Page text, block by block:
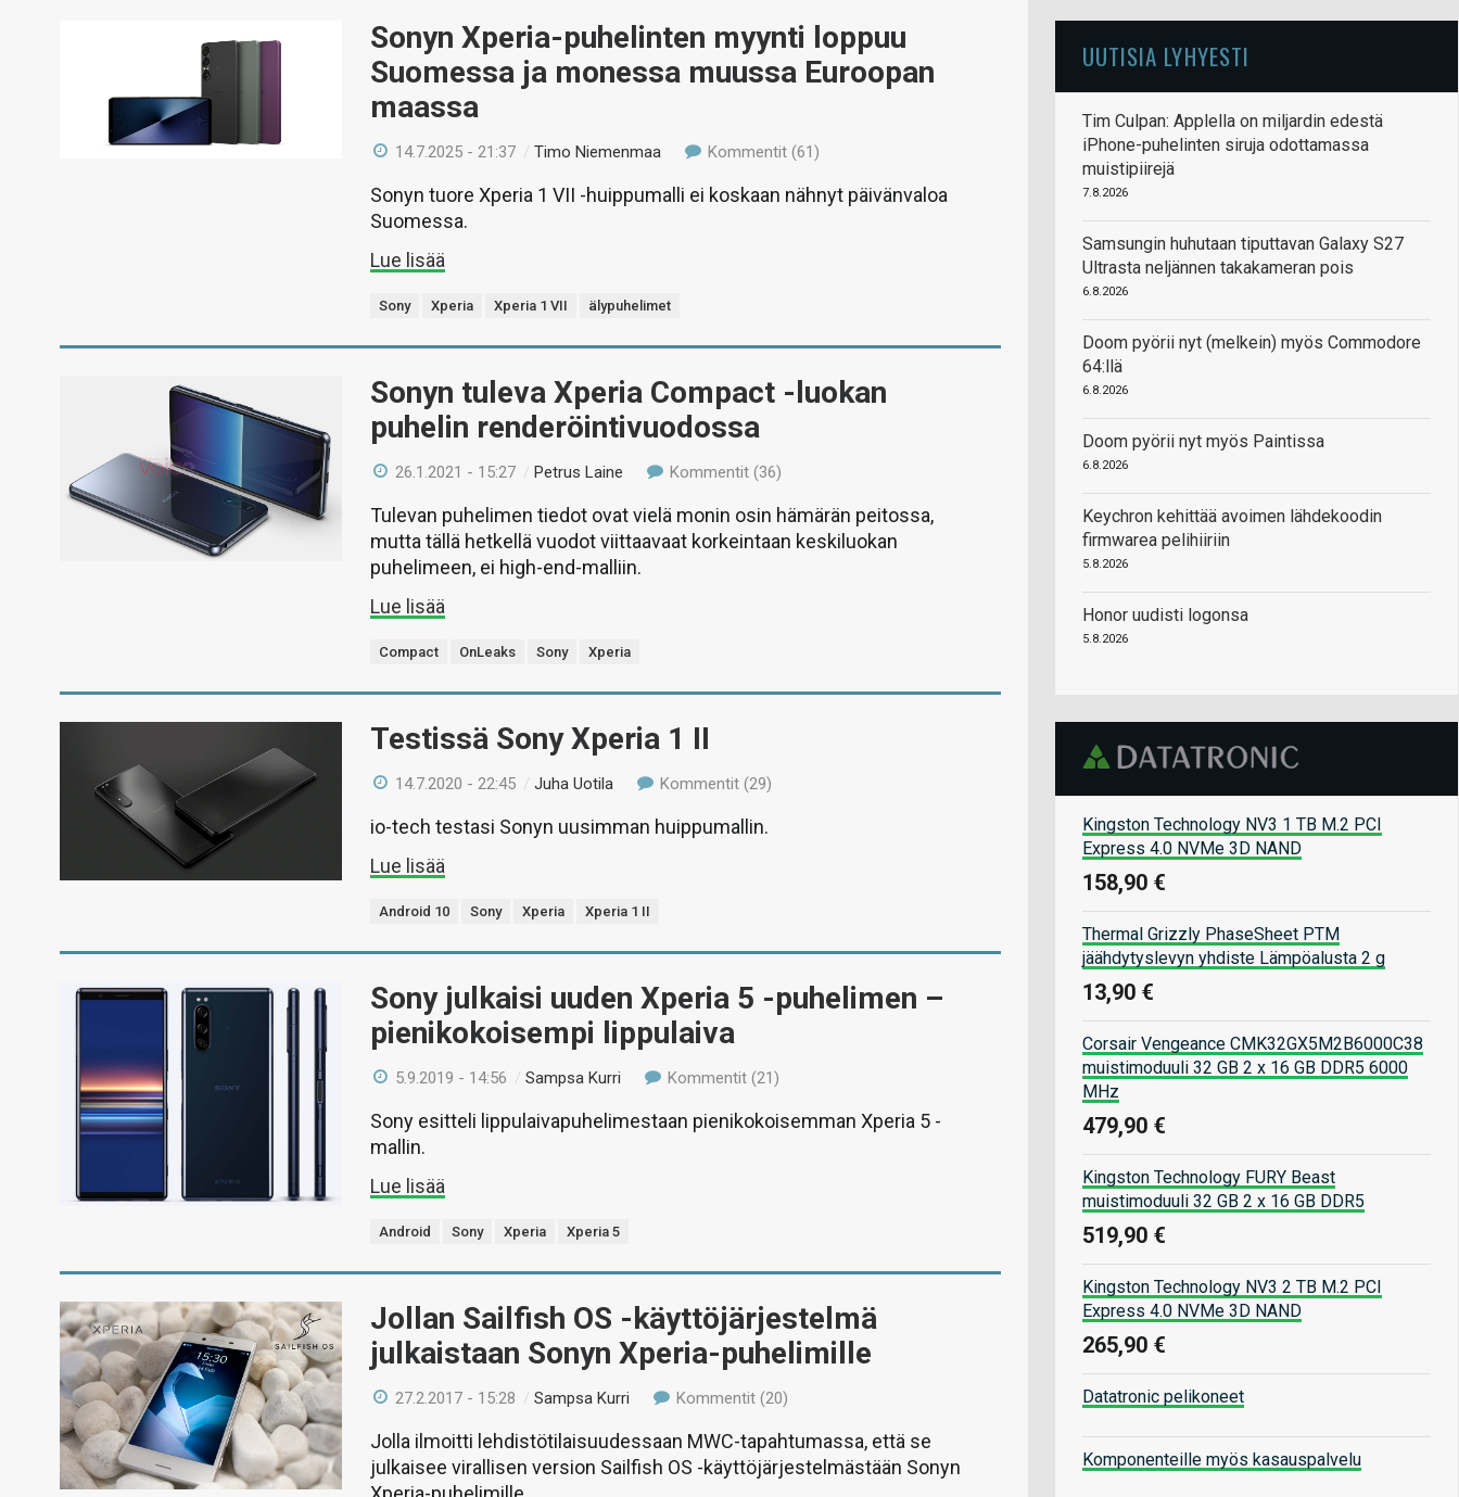
Sonyn Xperia-puhelinten myynti loppuu
Suomessa ja monessa muussa Euroopan
maassa
14.7.2025 - 21:37 /Timo Niemenmaa Kommentit (61)
Sonyn tuore Xperia 1 VII -huippumalli ei koskaan nähnyt päivänvaloa
Suomessa.
Lue lisää
Sony Xperia Xperia 1 VII älypuhelimet
Sonyn tuleva Xperia Compact -luokan
puhelin renderöintivuodossa
26.1.2021 - 15:27 /Petrus Laine Kommentit (36)
Tulevan puhelimen tiedot ovat vielä monin osin hämärän peitossa,
mutta tällä hetkellä vuodot viittaavaat korkeintaan keskiluokan
puhelimeen, ei high-end-malliin.
Lue lisää
Compact OnLeaks Sony Xperia
Testissä Sony Xperia 1 II
14.7.2020 - 22:45 /Juha Uotila Kommentit (29)
io-tech testasi Sonyn uusimman huippumallin.
Lue lisää
Android 10 Sony Xperia Xperia 1 II
Sony julkaisi uuden Xperia 5 -puhelimen –
pienikokoisempi lippulaiva
5.9.2019 - 14:56 /Sampsa Kurri Kommentit (21)
Sony esitteli lippulaivapuhelimestaan pienikokoisemman Xperia 5 -
mallin.
Lue lisää
Android Sony Xperia Xperia 5
Jollan Sailfish OS -käyttöjärjestelmä
julkaistaan Sonyn Xperia-puhelimille
27.2.2017 - 15:28 /Sampsa Kurri Kommentit (20)
Jolla ilmoitti lehdistötilaisuudessaan MWC-tapahtumassa, että se
julkaisee virallisen version Sailfish OS -käyttöjärjestelmästään Sonyn
UUTISIA LYHYESTI
Tim Culpan: Applella on miljardin edestä
iPhone-puhelinten siruja odottamassa
muistipiirejä
7.8.2026
Samsungin huhutaan tiputtavan Galaxy S27
Ultrasta neljännen takakameran pois
6.8.2026
Doom pyörii nyt (melkein) myös Commodore
64:llä
6.8.2026
Doom pyörii nyt myös Paintissa
6.8.2026
Keychron kehittää avoimen lähdekoodin
firmwarea pelihiiriin
5.8.2026
Honor uudisti logonsa
5.8.2026
Kingston Technology NV3 1 TB M.2 PCI
Express 4.0 NVMe 3D NAND
158,90 €
Thermal Grizzly PhaseSheet PTM
jäähdytyslevyn yhdiste Lämpöalusta 2 g
13,90 €
Corsair Vengeance CMK32GX5M2B6000C38
muistimoduuli 32 GB 2 x 16 GB DDR5 6000
MHz
479,90 €
Kingston Technology FURY Beast
muistimoduuli 32 GB 2 x 16 GB DDR5
519,90 €
Kingston Technology NV3 2 TB M.2 PCI
Express 4.0 NVMe 3D NAND
265,90 €
Datatronic pelikoneet
Komponenteille myös kasauspalvelu